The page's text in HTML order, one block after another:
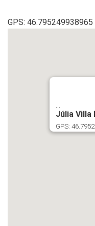
GPS:
Júlia Villa
GPS: